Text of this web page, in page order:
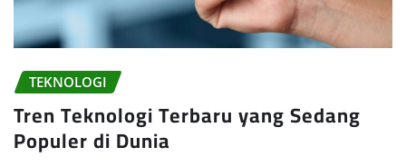
TEKNOLOGI
Tren Teknologi Terbaru yang Sedang
Populer di Dunia